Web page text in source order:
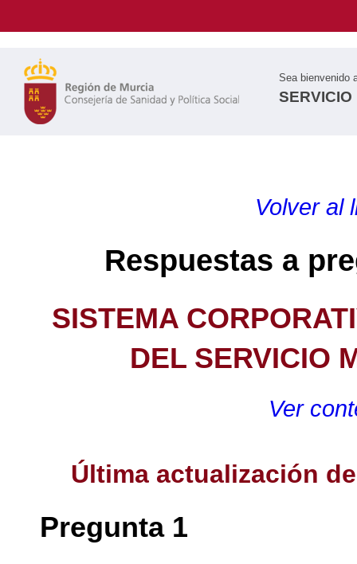
Sea bienvenido
Volver al
Respuestas a
SISTEMA
DEL SERVICIO
Ver
Última actualización
Pregunta 1